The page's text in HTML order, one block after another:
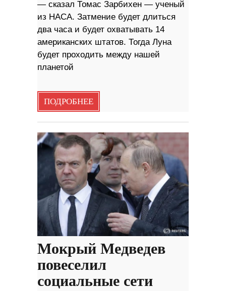
— сказал Томас Зарбихен — ученый
из НАСА. Затмение будет длиться
два часа и будет охватывать 14
американских штатов. Тогда Луна
будет проходить между нашей
планетой
ПОДРОБНЕЕ
Мокрый Медведев
повеселил
социальные сети